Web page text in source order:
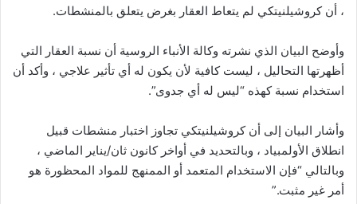
، أن كروشيلنيتكي لم يتعاط العقار بغرض يتعلق بالمنشطات.
وأوضح البيان الذي نشرته وكالة الأنباء الروسية أن نسبة العقار التي
أظهرتها التحاليل ، ليست كافية لأن يكون له أي تأثير علاجي ، وأكد أن
استخدام نسبة كهذه “ليس له أي جدوى”.
وأشار البيان إلى أن كروشيلنيتكي تجاوز اختبار منشطات قبيل
انطلاق الأولمبياد ، وبالتحديد في أواخر كانون ثان/يناير الماضي ،
وبالتالي “فإن الاستخدام المتعمد أو الممنهج للمواد المحظورة هو
أمر غير مثبت.”